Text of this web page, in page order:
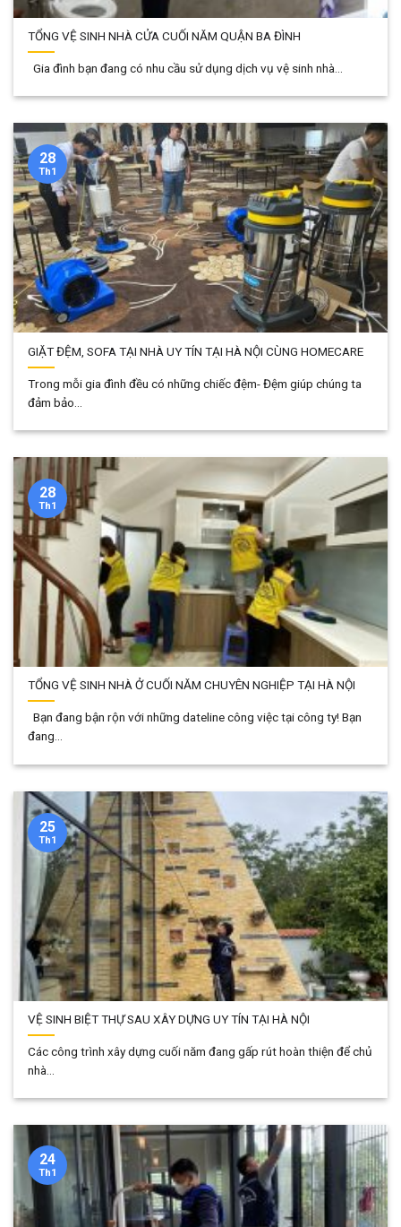
TỔNG VỆ SINH NHÀ CỬA CUỐI NĂM QUẬN BA ĐÌNH
Gia đình bạn đang có nhu cầu sử dụng dịch vụ vệ sinh nhà...
GIẶT ĐỆM, SOFA TẠI NHÀ UY TÍN TẠI HÀ NỘI CÙNG HOMECARE
Trong mỗi gia đình đều có những chiếc đệm- Đệm giúp chúng ta
đảm bảo...
28
Th1
TỔNG VỆ SINH NHÀ Ở CUỐI NĂM CHUYÊN NGHIỆP TẠI HÀ NỘI
Bạn đang bận rộn với những dateline công việc tại công ty! Bạn
đang...
28
Th1
VỆ SINH BIỆT THỰ SAU XÂY DỰNG UY TÍN TẠI HÀ NỘI
Các công trình xây dựng cuối năm đang gấp rút hoàn thiện để chủ
nhà...
25
Th1
24
Th1